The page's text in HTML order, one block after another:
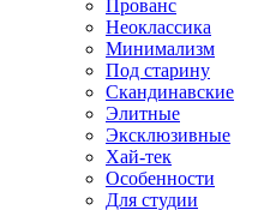
Прованс
Неоклассика
Минимализм
Под старину
Скандинавские
Элитные
Эксклюзивные
Хай-тек
Особенности
Для студии